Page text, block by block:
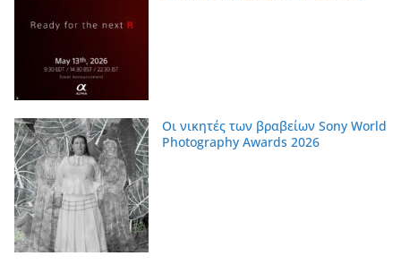
Οι νικητές των βραβείων Sony World
Photography Awards 2026